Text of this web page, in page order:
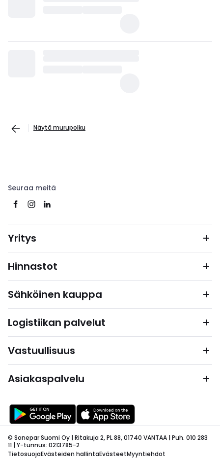
Näytä murupolku
Seuraa meitä
Yritys
Hinnastot
Sähköinen kauppa
Logistiikan palvelut
Vastuullisuus
Asiakaspalvelu
© Sonepar Suomi Oy | Ritakuja 2, PL 88, 01740 VANTAA | Puh. 010 283
11 | Y-tunnus: 0213785-2
TietosuojaEvästeiden hallintaEvästeetMyyntiehdot